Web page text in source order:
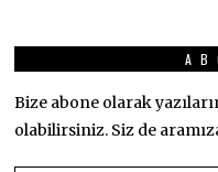
Bize abone olarak
olabilirsiniz. Siz de